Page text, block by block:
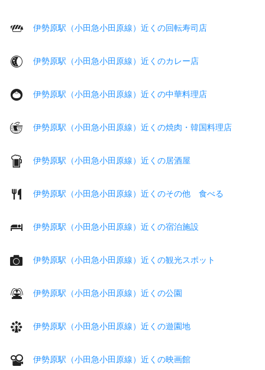
伊勢原駅（小田急小田原線）近くの回転寿司店
伊勢原駅（小田急小田原線）近くのカレー店
伊勢原駅（小田急小田原線）近くの中華料理店
伊勢原駅（小田急小田原線）近くの焼肉・韓国料理店
伊勢原駅（小田急小田原線）近くの居酒屋
伊勢原駅（小田急小田原線）近くのその他 食べる
伊勢原駅（小田急小田原線）近くの宿泊施設
伊勢原駅（小田急小田原線）近くの観光スポット
伊勢原駅（小田急小田原線）近くの公園
伊勢原駅（小田急小田原線）近くの遊園地
伊勢原駅（小田急小田原線）近くの映画館